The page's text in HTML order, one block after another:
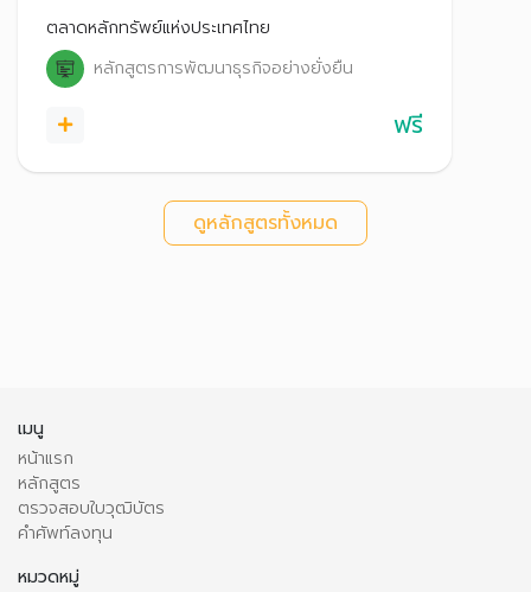
เกี่ยวข้องกับความยั่งยืน
ตลาดหลักทรัพย์แห่งประเทศไทย
หลักสูตรการพัฒนาธุรกิจอย่างยั่งยืน
ฟรี
ดูหลักสูตรทั้งหมด
เมนู
หน้าแรก
หลักสูตร
ตรวจสอบใบวุฒิบัตร
คำศัพท์ลงทุน
หมวดหมู่